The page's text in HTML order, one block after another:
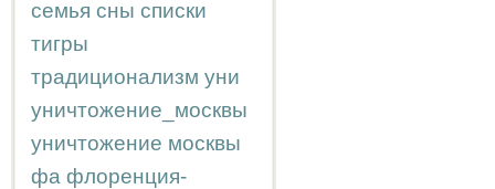
семья сны списки
тигры
традиционализм уни
уничтожение_москвы
уничтожение москвы
фа флоренция-